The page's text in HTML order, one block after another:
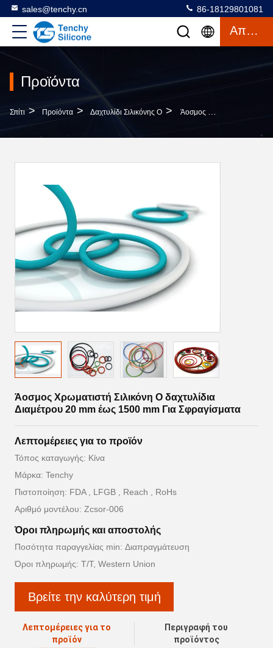
sales@tenchy.cn 86-18129801081
Απόσπασμα
Προϊόντα
Σπίτι > Προϊόντα > Δαχτυλίδι Σιλικόνης Ο > Άοσμος Χρωματιστή Σιλικόνη O Δαχτυλίδια Διαμέτρου 20 Mm Έως 1500 Mm Για Σφραγίσματα
Άοσμος Χρωματιστή Σιλικόνη O δαχτυλίδια
Διαμέτρου 20 mm έως 1500 mm Για Σφραγίσματα
Λεπτομέρειες για το προϊόν
Τόπος καταγωγής: Κίνα
Μάρκα: Tenchy
Πιστοποίηση: FDA , LFGB , Reach , RoHs
Αριθμό μοντέλου: Zcsor-006
Όροι πληρωμής και αποστολής
Ποσότητα παραγγελίας min: Διαπραγμάτευση
Όροι πληρωμής: T/T, Western Union
Βρείτε την καλύτερη τιμή
Λεπτομέρειες για το
προϊόν
Περιγραφή του
προϊόντος